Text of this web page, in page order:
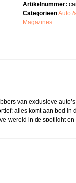
Artikelnummer:
CategorieënAuto
Magazines
van exclusieve
alles komt aan bod
wereld in de spotlight